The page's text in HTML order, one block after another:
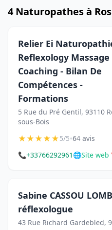
4 Naturopathes à
Relier Ei
Reflexology Massage
Coaching - Bilan De
Compétences -
Formations
5 Rue du Pré Gentil, 93110
sous-Bois
★★★★★5/5•64 avis
📞+33766292961 🌐Site web
Sabine CASSOU
réflexologue
43 Rue Richard Gardebled,